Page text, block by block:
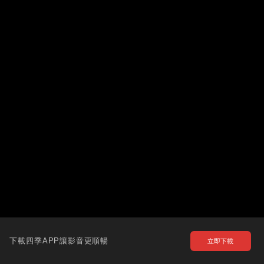
下載四季APP讓影音更順暢 立即下載